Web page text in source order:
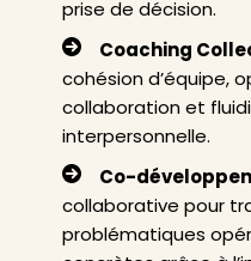
prise de décision.
Coaching
cohésion d’équipe,
collaboration et
interpersonnelle.
Co-
collaborative pour
problématiques